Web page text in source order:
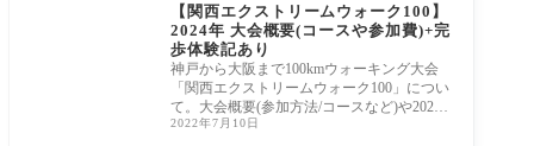
【関西エクストリームウォーク100】
2024年 大会概要(コースや参加費)+完
歩体験記あり
神戸から大阪まで100kmウォーキング大会
「関西エクストリームウォーク100」につい
て。大会概要(参加方法/コースなど)や2023
年春大会体験記を完歩夫婦がご紹介しま
2022年7月10日